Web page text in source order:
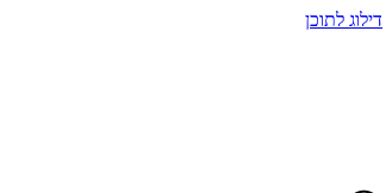
דילוג לתוכן